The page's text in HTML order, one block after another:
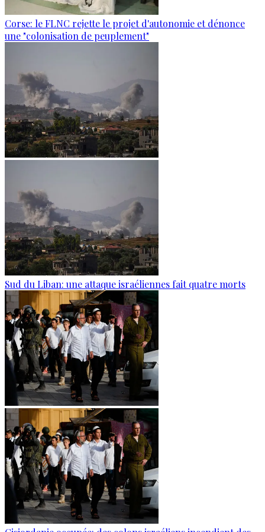
Corse: le FLNC rejette le projet d'autonomie et dénonce
une "colonisation de peuplement"
Sud du Liban: une attaque israéliennes fait quatre morts